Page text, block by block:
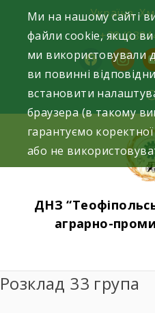
content
Україна,
+38
facebook
ДНЗ
аграрно-
Розклад 33 група
Ми на нашому сайті
файли cookie, якщо ви
ми використовували
ви повинні
встановити
браузера (в такому
гарантуємо
або не